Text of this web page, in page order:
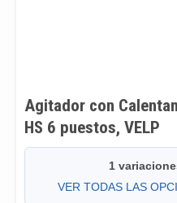
Agitador con
HS 6 puestos, VELP
1
VER TODAS LAS